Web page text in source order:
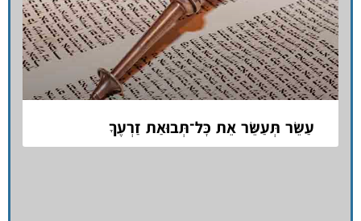
עַשֵּׂר תְּעַשֵּׂר אֵת כׇּל־תְּבוּאַת זַרְעֶךָ